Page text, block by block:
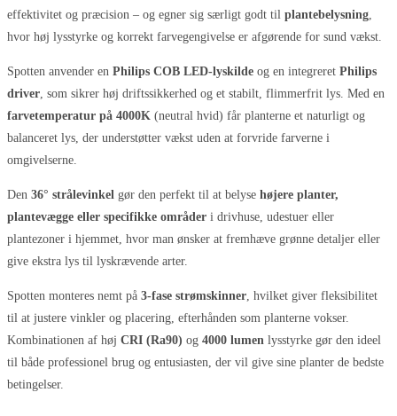
effektivitet og præcision – og egner sig særligt godt til plantebelysning
hvor høj lysstyrke og korrekt farvegengivelse er afgørende for sund vækst.
Spotten anvender en Philips COB LED-lyskilde og en integreret Philips
driver , som sikrer høj driftssikkerhed og et stabilt, flimmerfrit lys. Med en
farvetemperatur på 4000K (neutral hvid) får planterne et naturligt og
balanceret lys, der understøtter vækst uden at forvride farverne i
omgivelserne.
Den 36° strålevinkel gør den perfekt til at belyse højere planter,
plantevægge eller specifikke områder i drivhuse, udestuer eller
plantezoner i hjemmet, hvor man ønsker at fremhæve grønne detaljer eller
give ekstra lys til lyskrævende arter.
Spotten monteres nemt på 3-fase strømskinner , hvilket giver fleksibilitet
til at justere vinkler og placering, efterhånden som planterne vokser.
Kombinationen af høj CRI (Ra90) og 4000 lumen lysstyrke gør den ideel
til både professionel brug og entusiasten, der vil give sine planter de bedste
betingelser.